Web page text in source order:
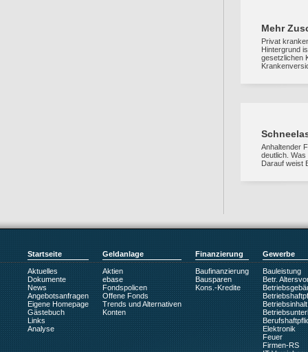
Mehr
Privat
Hintergrund
gesetzlichen
Anhaltender
deutlich.
Darauf weist
Startseite
Aktuelles
Dokumente
News
Angebotsanfragen
Eigene Homepage
Gästebuch
Links
Analyse
Geldanlage
Aktien
ebase
Fondspolicen
Offene Fonds
Trends und Alternativen
Konten
Finanzierung
Baufinanzierung
Bausparen
Kons.-Kredite
Gewerbe
Bauleistung
Betr.
Betriebsinhalt
Elektronik
Feuer
Firmen-RS